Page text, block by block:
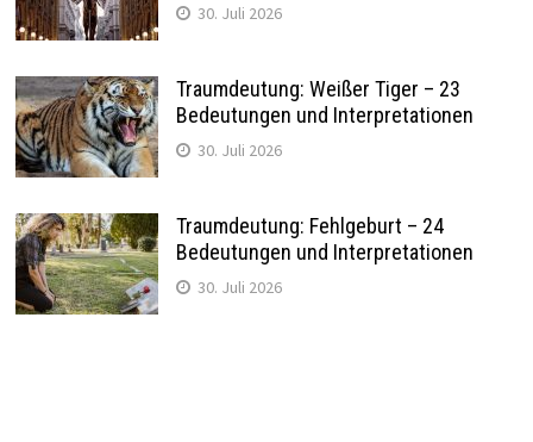
30. Juli 2026
Traumdeutung: Weißer Tiger – 23
Bedeutungen und Interpretationen
30. Juli 2026
Traumdeutung: Fehlgeburt – 24
Bedeutungen und Interpretationen
30. Juli 2026